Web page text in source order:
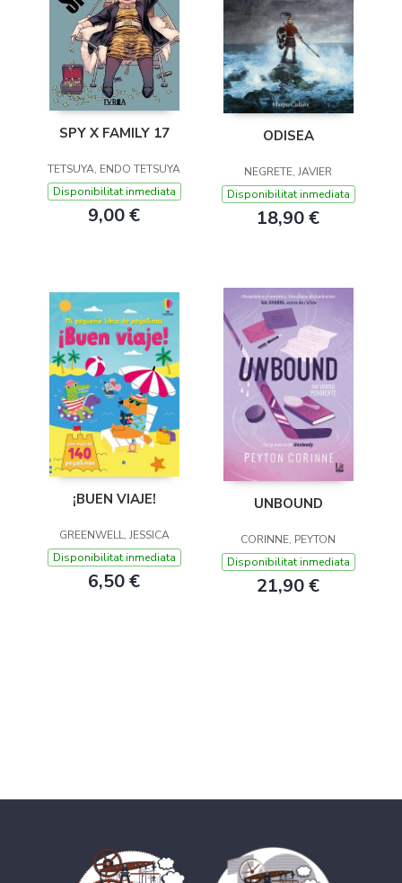
SPY X FAMILY 17
TETSUYA, ENDO TETSUYA
Disponibilitat inmediata
9,00 €
ODISEA
NEGRETE, JAVIER
Disponibilitat inmediata
18,90 €
¡BUEN VIAJE!
GREENWELL, JESSICA
Disponibilitat inmediata
6,50 €
UNBOUND
CORINNE, PEYTON
Disponibilitat inmediata
21,90 €